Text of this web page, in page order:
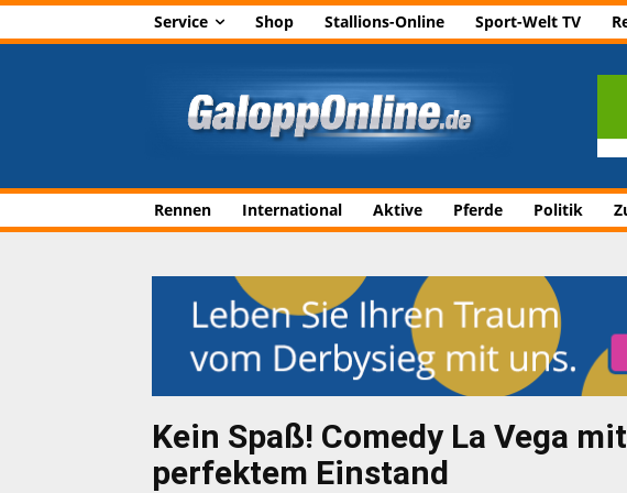
Service Shop Stallions-Online Sport-Welt TV
Rennen International Aktive Pferde Politik
Kein Spaß! Comedy La Vega
perfektem Einstand